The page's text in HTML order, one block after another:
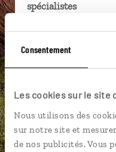
Consentement
Les cookies sur le site
Nous utilisons des
sur notre site et
de nos publicités. Vous
spécialistes
Ils sauront
près de vos
Échangez en
téléphone.
Vous gardez le
pendant et après